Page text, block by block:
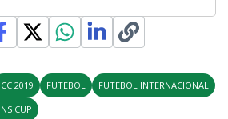
ICC 2019 FUTEBOL
FUTEBOL INTERNACIONAL
CUP